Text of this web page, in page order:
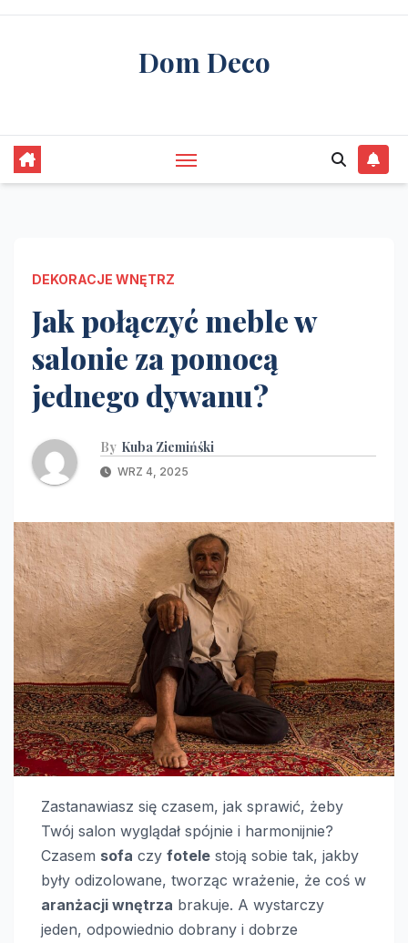
Skip
Dom Deco
DEKORACJE WNĘTRZ
Jak połączyć meble w
salonie za pomocą
jednego dywanu?
By Kuba Ziemińśki
WRZ 4, 2025
Zastanawiasz się czasem, jak sprawić, żeby
Twój salon wyglądał spójnie i harmonijnie?
Czasem sofa czy fotele stoją sobie tak, jakby
były odizolowane, tworząc wrażenie, że coś w
aranżacji wnętrza brakuje. A wystarczy
jeden, odpowiednio dobrany i dobrze